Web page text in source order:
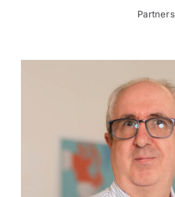
Partners